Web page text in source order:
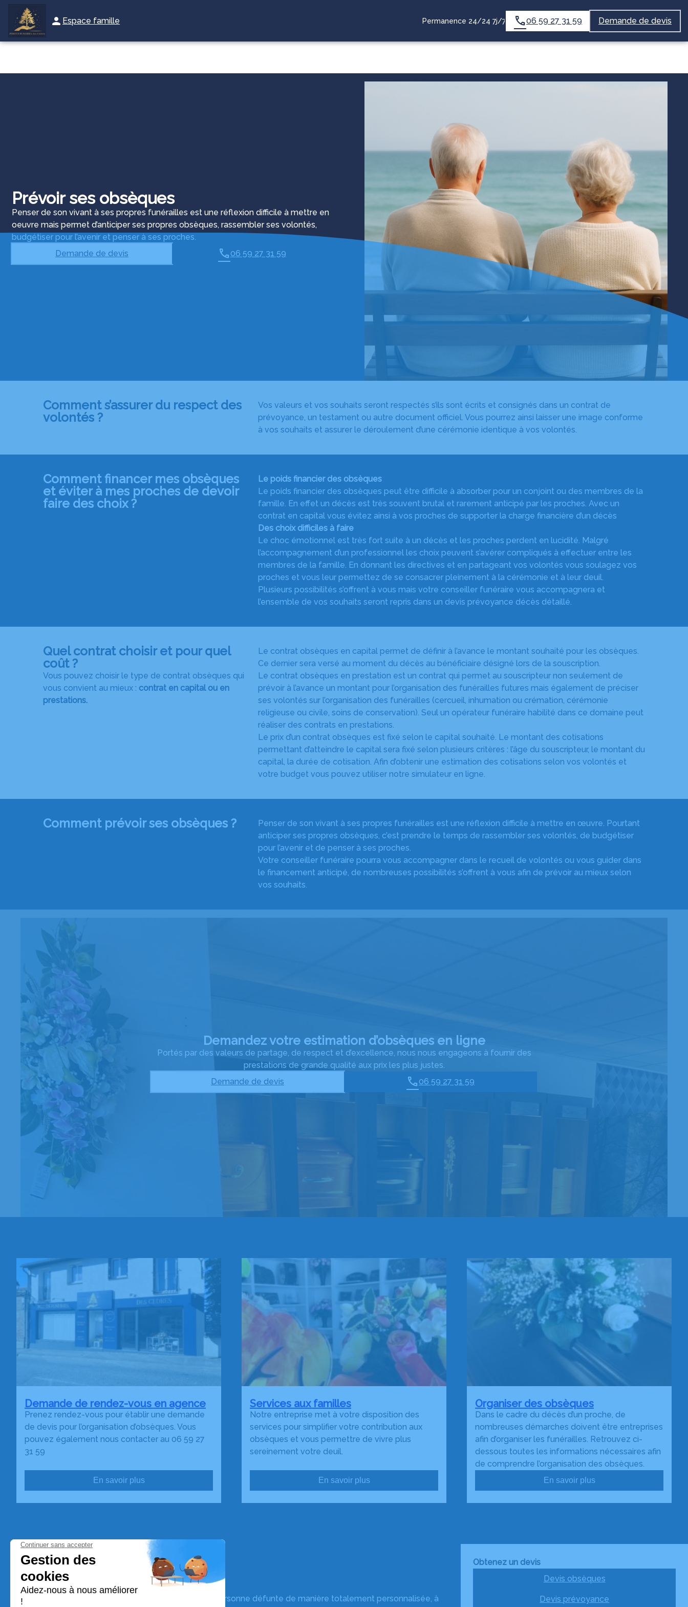
contenu
Espace famille Permanence 24/24 7j/7 06 59 27 31 59 Demande de devis
NOS SERVICES NOTRE AGENCE MARBRERIE FUNÉRAIREBOUTIQUENOTRE HISTOIRE
Prévoir ses obsèques
Penser de son vivant à ses propres funérailles est une réflexion difficile à mettre en
oeuvre mais permet d’anticiper ses propres obsèques, rassembler ses volontés,
budgétiser pour l’avenir et penser à ses proches.
Demande de devis
06 59 27 31 59
Comment s’assurer du respect des
volontés ?
Vos valeurs et vos souhaits seront respectés s’ils sont écrits et consignés dans un contrat de
prévoyance, un testament ou autre document officiel. Vous pourrez ainsi laisser une image conforme
à vos souhaits et assurer le déroulement d’une cérémonie identique à vos volontés.
Comment financer mes obsèques
et éviter à mes proches de devoir
faire des choix ? ​
Le poids financier des obsèques
Le poids financier des obsèques peut être difficile à absorber pour un conjoint ou des membres de la
famille. En effet un décès est très souvent brutal et rarement anticipé par les proches. Avec un
contrat en capital vous évitez ainsi à vos proches de supporter la charge financière d’un décès
Des choix difficiles à faire
Le choc émotionnel est très fort suite à un décès et les proches perdent en lucidité. Malgré
l’accompagnement d’un professionnel les choix peuvent s’avérer compliqués à effectuer entre les
membres de la famille. En donnant les directives et en partageant vos volontés vous soulagez vos
proches et vous leur permettez de se consacrer pleinement à la cérémonie et à leur deuil.
Plusieurs possibilités s’offrent à vous mais votre conseiller funéraire vous accompagnera et
l’ensemble de vos souhaits seront repris dans un devis prévoyance décès détaillé.
Quel contrat choisir et pour quel
coût ?
Vous pouvez choisir le type de contrat obsèques qui
vous convient au mieux : contrat en capital ou en
prestations.
Le contrat obsèques en capital permet de définir à l’avance le montant souhaité pour les obsèques.
Ce dernier sera versé au moment du décès au bénéficiaire désigné lors de la souscription.
Le contrat obsèques en prestation est un contrat qui permet au souscripteur non seulement de
prévoir à l’avance un montant pour l’organisation des funérailles futures mais également de préciser
ses volontés sur l’organisation des funérailles (cercueil, inhumation ou crémation, cérémonie
religieuse ou civile, soins de conservation). Seul un opérateur funéraire habilité dans ce domaine peut
réaliser des contrats en prestations.
Le prix d’un contrat obsèques est fixé selon le capital souhaité. Le montant des cotisations
permettant d’atteindre le capital sera fixé selon plusieurs critères : l’âge du souscripteur, le montant du
capital, la durée de cotisation. Afin d’obtenir une estimation des cotisations selon vos volontés et
votre budget vous pouvez utiliser notre simulateur en ligne.
Comment prévoir ses obsèques ?
Penser de son vivant à ses propres funérailles est une réflexion difficile à mettre en œuvre. Pourtant
anticiper ses propres obsèques, c’est prendre le temps de rassembler ses volontés, de budgétiser
pour l’avenir et de penser à ses proches.
Votre conseiller funéraire pourra vous accompagner dans le recueil de volontés ou vous guider dans
le financement anticipé, de nombreuses possibilités s’offrent à vous afin de prévoir au mieux selon
vos souhaits.
Demandez votre estimation d’obsèques en ligne
Portés par des valeurs de partage, de respect et d’excellence, nous nous engageons à fournir des
prestations de grande qualité aux prix les plus justes.
Demande de devis
06 59 27 31 59
Demande de rendez-vous en agence
Prenez rendez-vous pour établir une demande
de devis pour l’organisation d’obsèques. Vous
pouvez également nous contacter au 06 59 27
31 59
En savoir plus
Services aux familles
Notre entreprise met à votre disposition des
services pour simplifier votre contribution aux
obsèques et vous permettre de vivre plus
sereinement votre deuil.
En savoir plus
Organiser des obsèques
Dans le cadre du décès d’un proche, de
nombreuses démarches doivent être entreprises
afin d’organiser les funérailles. Retrouvez ci-
dessous toutes les informations nécessaires afin
de comprendre l’organisation des obsèques.
En savoir plus
Pompes Funebres Cèdres
Nos équipes vous aident à honorer la mémoire de la personne défunte de manière totalement personnalisée, à
Obtenez un devis
Devis obsèques
Devis prévoyance